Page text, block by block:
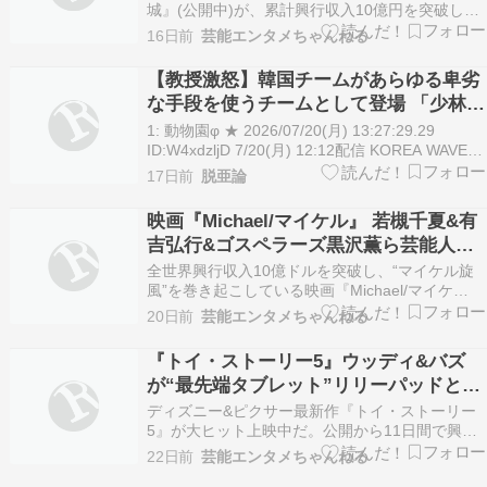
城』(公開中)が、累計興行収入10億円を突破し
た。公開から約4週間、7月20日時点で、動員75
万5848人、興行収入10億3546万8780円を記録。
黒沢監督作品として初の興収10億円突破を果た
し、『クリーピー 偽りの隣人』(興収6.3…
16日前 芸能エンタメちゃんねる
【教授激怒】韓国チームがあらゆる卑劣
な手段を使うチームとして登場 「少林サ
ッカー」続編がメガヒットも韓国で大炎
上
1: 動物園φ ★ 2026/07/20(月) 13:27:29.29
ID:W4xdzljD 7/20(月) 12:12配信 KOREA WAVE
【07月20日 KOREA WAVE】中国の俳優・映画監
督、周星馳氏が手がけた映画「少林サッカー」の
続編「功夫女足（カンフーサッカ…
17日前 脱亜論
映画『Michael/マイケル』 若槻千夏&有
吉弘行&ゴスペラーズ黒沢薫ら芸能人た
ちも熱狂 田村淳は娘と鑑賞
全世界興行収入10億ドルを突破し、“マイケル旋
風”を巻き起こしている映画『Michael/マイケ
ル』。公開後、劇場には多くの観客が詰めかける
なか、その熱は芸能界にも広がっている。アーテ
ィスト、俳優、お笑い芸人、タレント、クリエイ
ターなど、ジャンルを超えた多くの著名人がプラ
イベー…
20日前 芸能エンタメちゃんねる
『トイ・ストーリー5』ウッディ&バズ
が“最先端タブレット”リリーパッドと対
決【本編映像】
ディズニー&ピクサー最新作『トイ・ストーリー
5』が大ヒット上映中だ。公開から11日間で興行
収入50億円を突破し、ディズニー史上最速記録を
樹立。このたび、ウッディとバズが新キャラクタ
22日前 芸能エンタメちゃんねる